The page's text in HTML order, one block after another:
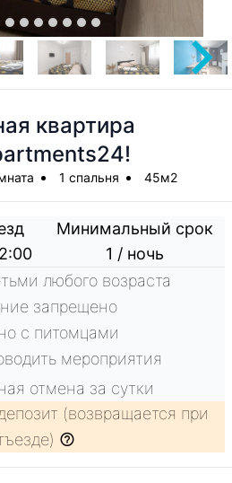
квартира
1 спальня 45м2
Минимальный срок
1 / ночь
любого возраста
запрещено
с питомцами
мероприятия
отмена за сутки
(возвращается при